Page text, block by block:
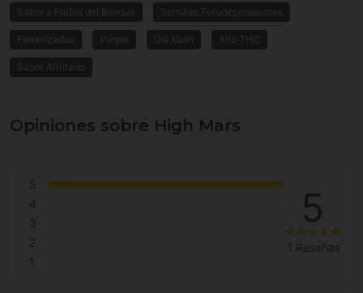
Sabor a Frutos del Bosque Semillas Fotodependientes
Feminizadas Purple OG Kush Alto THC
Sabor Afrutado
Opiniones sobre High Mars
5
4
3
2
1
5
1 Reseñas